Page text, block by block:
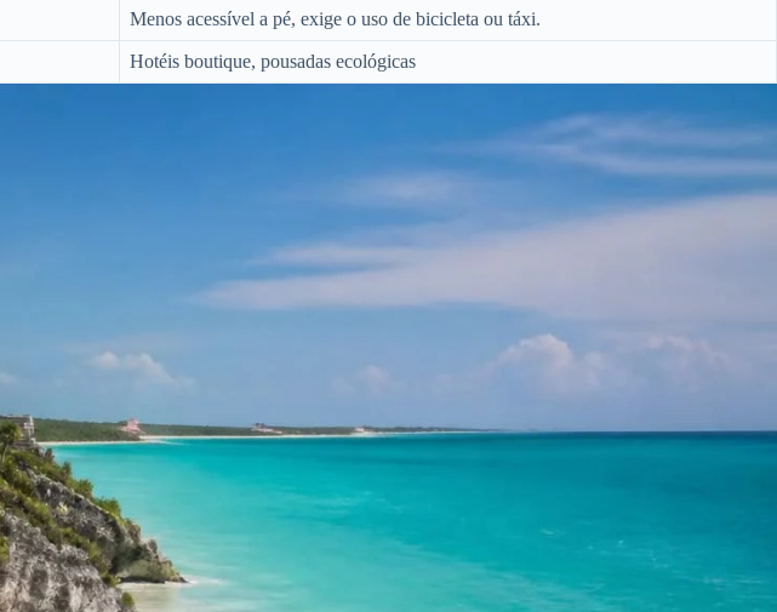
Menos acessível a pé, exige o uso de bicicleta ou táxi.
Hotéis boutique, pousadas ecológicas